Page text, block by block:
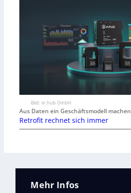
Bild: in.hub GmbH
Aus Daten ein Geschäftsmodell machen
Retrofit rechnet sich immer
Mehr Infos